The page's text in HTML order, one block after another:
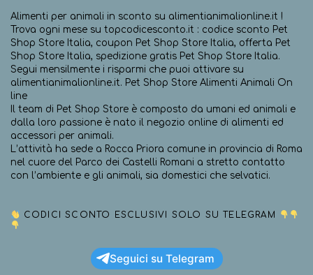
Alimenti per animali in sconto su alimentianimalionline.it !
Trova ogni mese su topcodicesconto.it : codice sconto Pet
Shop Store Italia, coupon Pet Shop Store Italia, offerta Pet
Shop Store Italia, spedizione gratis Pet Shop Store Italia.
Segui mensilmente i risparmi che puoi attivare su
alimentianimalionline.it. Pet Shop Store Alimenti Animali On
line
Il team di Pet Shop Store è composto da umani ed animali e
dalla loro passione è nato il negozio online di alimenti ed
accessori per animali.
L’attività ha sede a Rocca Priora comune in provincia di Roma
nel cuore del Parco dei Castelli Romani a stretto contatto
con l’ambiente e gli animali, sia domestici che selvatici.
CODICI SCONTO ESCLUSIVI SOLO SU TELEGRAM
Seguici su Telegram